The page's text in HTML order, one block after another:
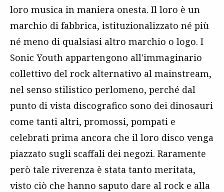
loro musica in maniera onesta. Il loro è un
marchio di fabbrica, istituzionalizzato né più
né meno di qualsiasi altro marchio o logo. I
Sonic Youth appartengono all'immaginario
collettivo del rock alternativo al mainstream,
nel senso stilistico perlomeno, perché dal
punto di vista discografico sono dei dinosauri
come tanti altri, promossi, pompati e
celebrati prima ancora che il loro disco venga
piazzato sugli scaffali dei negozi. Raramente
però tale riverenza è stata tanto meritata,
visto ciò che hanno saputo dare al rock e alla